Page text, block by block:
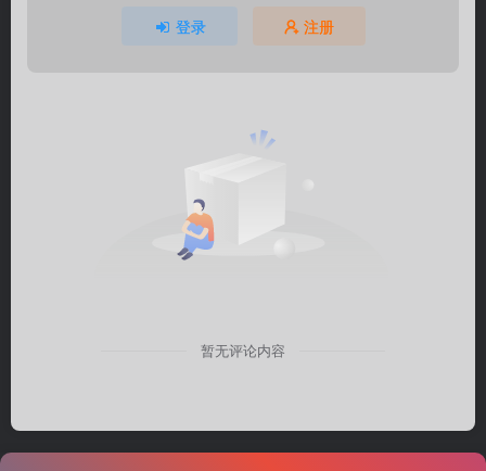
登录 注册
暂无评论内容